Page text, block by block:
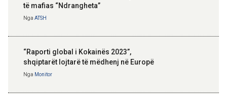
të mafias “Ndrangheta”
Nga ATSH
“Raporti global i Kokainës 2023”,
shqiptarët lojtarë të mëdhenj në Europë
Nga Monitor